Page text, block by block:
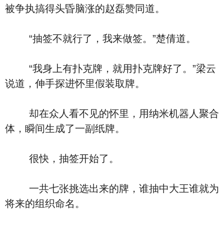
被争执搞得头昏脑涨的赵磊赞同道。
“抽签不就行了，我来做签。”楚倩道。
“我身上有扑克牌，就用扑克牌好了。”梁云
说道，伸手探进怀里假装取牌。
却在众人看不见的怀里，用纳米机器人聚合
体，瞬间生成了一副纸牌。
很快，抽签开始了。
一共七张挑选出来的牌，谁抽中大王谁就为
将来的组织命名。